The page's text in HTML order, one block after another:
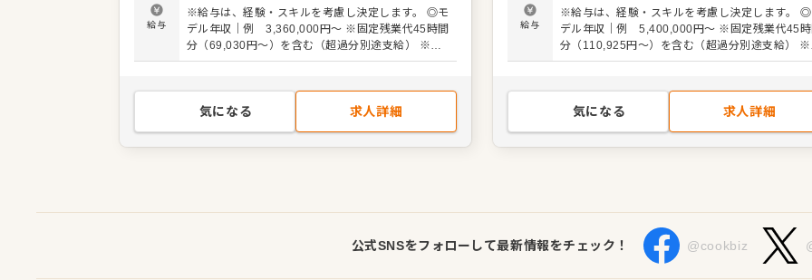
ッズパークやジムなどもそろっています。 ＜業務内
容＞ ◎経験に合わせてお任せしていきます。 調理
全般 メニュー企画 食材選定・在庫管理 品質・衛生
任せします。 ▼地域の魅力を伝えよう 自ら食材を
探し、地域の魅力を掘り起こす。素材選びから携わ
ることで、料理人としての探究心を形にできる環境
給与
※給与は、経験・スキルを考慮し決定します。 ◎モ
デル年収｜例 3,360,000円～ ※固定残業代45時間
分（69,030円～）を含む（超過分別途支給） ※試
用期間：3ヶ月（期間中の労働条件に変更なし）
気になる 求人詳細
に刻まれる滞在体験を料理でデザインしていきま
ょう＞ ▼ニーズに寄り添う創造性 型にはまらな
多彩な提供スタイルで、お客様の「今」にフィッ
の魅力を掘り起こす。素材選びから携わることで
料理人としての探究心を形にできる環境です。 ▼得
意を武器にする自由 和洋中の枠を超え、あなたの
給与
※給与は、経験・スキルを考慮し決定します。 ◎
デル年収｜例 5,400,000円～ ※固定残業代45時間
分（110,925円～）を含む（超過分別途支給） ※
用期間：3ヶ月（期間中の労働条件に変更なし）
気になる 求人詳細
公式SNSをフォローして最新情報をチェック！ @cookbiz